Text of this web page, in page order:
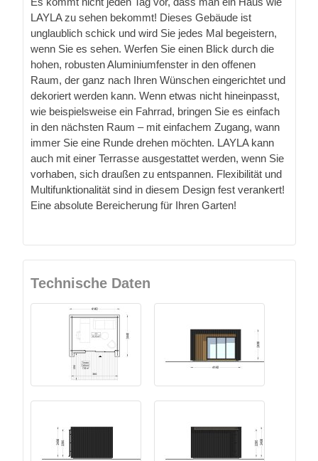
LAYLA zu sehen bekommt! Dieses Gebäude ist
unglaublich schick und wird Sie jedes Mal begeistern,
wenn Sie es sehen. Werfen Sie einen Blick durch die
hohen, robusten Aluminiumfenster in den offenen
Raum, der ganz nach Ihren Wünschen eingerichtet und
dekoriert werden kann. Wenn etwas nicht hineinpasst,
wie beispielsweise ein Fahrrad, bringen Sie es einfach
in den nächsten Raum – mit einfachem Zugang, wann
immer Sie eine Runde drehen möchten. LAYLA kann
auch mit einer Terrasse ausgestattet werden, wenn Sie
vorhaben, sich draußen zu entspannen. Flexibilität und
Multifunktionalität sind in diesem Design fest verankert!
Eine absolute Bereicherung für Ihren Garten!
Technische Daten